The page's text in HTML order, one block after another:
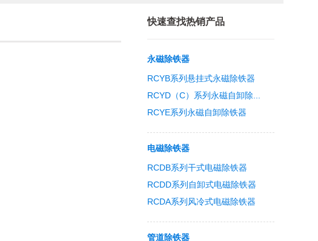
快速查找热销产品
永磁除铁器
RCYB系列悬挂式永磁除铁器
RCYD（C）系列永磁自卸除...
RCYE系列永磁自卸除铁器
电磁除铁器
RCDB系列干式电磁除铁器
RCDD系列自卸式电磁除铁器
RCDA系列风冷式电磁除铁器
管道除铁器